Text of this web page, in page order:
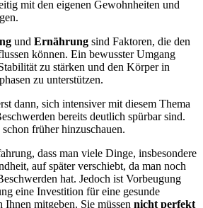
mit den eigenen Gewohnheiten und
und Ernährung sind Faktoren, die den
können. Ein bewusster Umgang
zu stärken und den Körper in
zu unterstützen.
dann, sich intensiver mit diesem Thema
bereits deutlich spürbar sind.
früher hinzuschauen.
dass man viele Dinge, insbesondere
auf später verschiebt, da man noch
hat. Jedoch ist Vorbeugung
eine Investition für eine gesunde
mitgeben. Sie müssen nicht perfekt